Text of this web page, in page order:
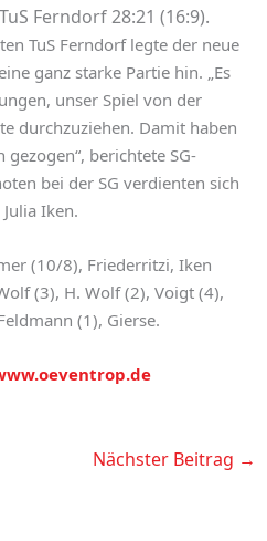
Ferndorf 28:21 (16:9).
TuS Ferndorf legte der neue
ganz starke Partie hin. „Es
unser Spiel von der
durchzuziehen. Damit haben
berichtete SG-
bei der SG verdienten sich
Iken.
(10/8), Friederritzi, Iken
(3), H. Wolf (2), Voigt (4),
(1), Gierse.
Nächster Beitrag →